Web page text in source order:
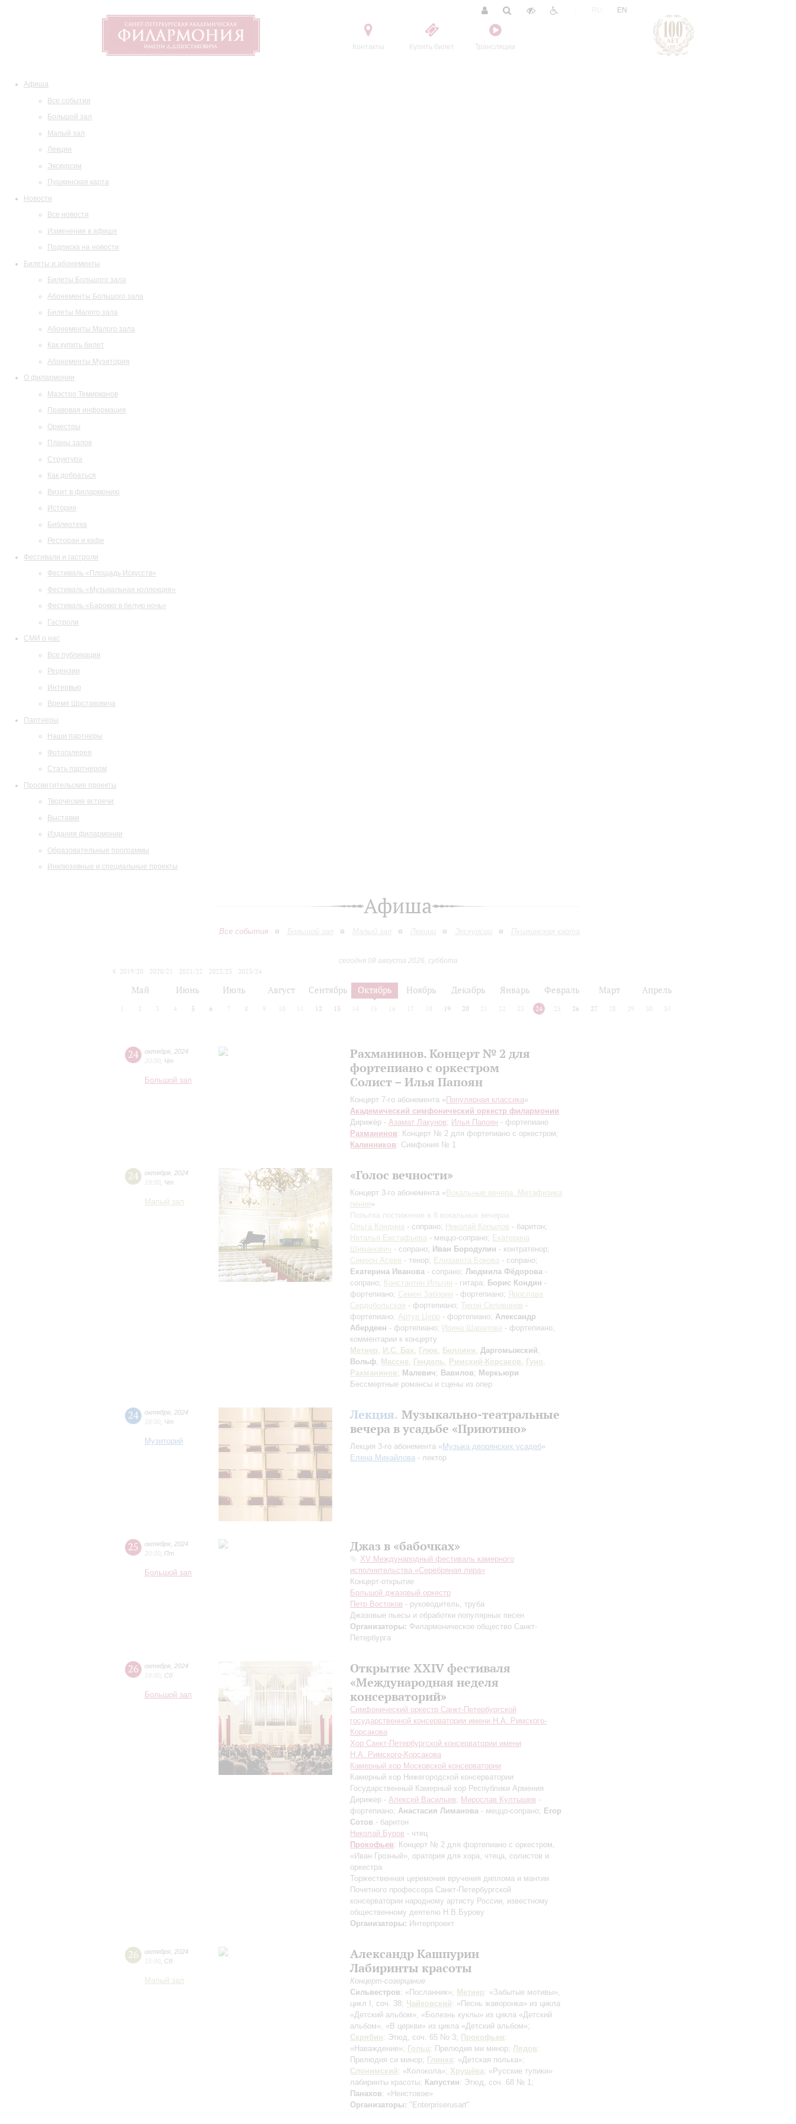
Контакты Купить билет Трансляции
EN
Афиша
Все события
Большой зал
Малый зал
Лекции
Экскурсии
Пушкинская карта
Новости
Все новости
Изменения в афише
Подписка на новости
Билеты и абонементы
Билеты Большого зала
Абонементы Большого зала
Билеты Малого зала
Абонементы Малого зала
Как купить билет
Абонементы Музитория
О филармонии
Маэстро Темирканов
Правовая информация
Оркестры
Планы залов
Структура
Как добраться
Визит в филармонию
История
Библиотека
Ресторан и кафе
Фестивали и гастроли
Фестиваль «Площадь Искусств»
Фестиваль «Музыкальная коллекция»
Фестиваль «Барокко в белую ночь»
Гастроли
СМИ о нас
Все публикации
Рецензии
Интервью
Время Шостаковича
Партнеры
Наши партнеры
Фотогалерея
Стать партнером
Просветительские проекты
Творческие встречи
Выставки
Издания филармонии
Образовательные программы
Инклюзивные и специальные проекты
Афиша
Все события Большой зал Малый зал Лекции Экскурсии Пушкинская карта
сегодня 08 августа 2026, суббота
2019/20
2020/21 2021/22 2022/23
2023/24
Май Июнь Июль Август Сентябрь Октябрь Ноябрь Декабрь Январь Февраль Март Апрель
2 3 4 5 6 7 8 9 10 12 13 14 15 16 17 18 19 20 21 22 23 24 25 26 27 28 29 30 31
24 октября 2024
20:00 Чт
Большой зал
Рахманинов. Концерт № 2 для
фортепиано с оркестром
Солист – Илья Папоян
Концерт 7-го абонемента « Популярная классика»
Академический симфонический оркестр филармонии
Дирижёр - Азамат Лакунов; Илья Папоян - фортепиано
Рахманинов: Концерт № 2 для фортепиано с оркестром;
Калинников: Симфония № 1
24 октября 2024
19:00 Чт
Малый зал
«Голос вечности»
Концерт 3-го абонемента « Вокальные вечера. Метафизика
пения»
Попытка постижения в 8 вокальных вечерах
Ольга Кондина - сопрано; Николай Копылов - баритон;
Наталья Евстафьева - меццо-сопрано; Екатерина
Шиманович - сопрано; Иван Бородулин - контратенор;
Симеон Асеев - тенор; Елизавета Бокова - сопрано;
Екатерина Иванова - сопрано; Людмила Фёдорова -
сопрано; Константин Ильгин - гитара; Борис Кондин -
фортепиано; Семен Заборин - фортепиано; Ярослава
Сердобольская - фортепиано; Тихон Селиванов -
фортепиано; Артур Церр - фортепиано; Александр
Абердеен - фортепиано; Ирина Шарапова - фортепиано,
комментарии к концерту
Метнер, И.С. Бах, Глюк, Беллини, Даргомыжский,
Вольф, Массне, Гендель, Римский-Корсаков, Гуно,
Рахманинов; Малевич; Вавилов; Меркьюри
Бессмертные романсы и сцены из опер
24 октября 2024
18:00 Чт
Музиторий
Лекция. Музыкально-театральные
вечера в усадьбе «Приютино»
Лекция 3-го абонемента « Музыка дворянских усадеб»
Елена Михайлова - лектор
25 октября 2024
20:00 Пт
Большой зал
Джаз в «бабочках»
XV Международный фестиваль камерного
исполнительства «Серебряная лира»
Концерт-открытие
Большой джазовый оркестр
Петр Востоков - руководитель, труба
Джазовые пьесы и обработки популярных песен
Организаторы: Филармоническое общество Санкт-
Петербурга
26 октября 2024
19:00 Сб
Большой зал
Открытие XXIV фестиваля
«Международная неделя
консерваторий»
Симфонический оркестр Санкт-Петербургской
государственной консерватории имени Н.А. Римского-
Корсакова
Хор Санкт-Петербургской консерватории имени
Н.А. Римского-Корсакова
Камерный хор Московской консерватории
Камерный хор Нижегородской консерватории
Государственный Камерный хор Республики Армения
Дирижер - Алексей Васильев; Мирослав Култышев -
фортепиано; Анастасия Лиманова - меццо-сопрано; Егор
Сотов - баритон
Николай Буров - чтец
Прокофьев: Концерт № 2 для фортепиано с оркестром,
«Иван Грозный», оратория для хора, чтеца, солистов и
оркестра
Торжественная церемония вручения диплома и мантии
Почетного профессора Санкт-Петербургской
консерватории народному артисту России, известному
общественному деятелю Н.В.Бурову
Организаторы: Интерпроект
26 октября 2024
15:00 Сб
Малый зал
Александр Кашпурин
Лабиринты красоты
Концерт-созерцание
Сильвестров: «Посланник»; Метнер: «Забытые мотивы»,
цикл I, соч. 38; Чайковский: «Песнь жаворонка» из цикла
«Детский альбом», «Болезнь куклы» из цикла «Детский
альбом», «В церкви» из цикла «Детский альбом»;
Скрябин: Этюд, соч. 65 No 3; Прокофьев:
«Наваждение»; Гольц: Прелюдия ми минор; Лядов:
Прелюдия си минор; Глинка: «Детская полька»;
Слонимский: «Колокола»; Хрущёва: «Русские тупики»
лабиринты красоты; Капустин: Этюд, соч. 68 № 1;
Панахов: «Неистовое»
Организаторы: "Enterpriserusart"